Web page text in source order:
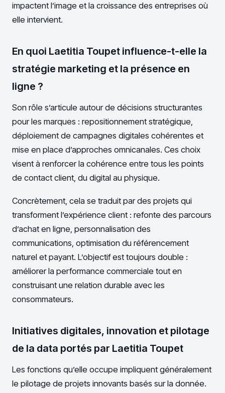
impactent l’image et la croissance des entreprises où
elle intervient.
En quoi Laetitia Toupet influence-t-elle la
stratégie marketing et la présence en
ligne ?
Son rôle s’articule autour de décisions structurantes
pour les marques : repositionnement stratégique,
déploiement de campagnes digitales cohérentes et
mise en place d’approches omnicanales. Ces choix
visent à renforcer la cohérence entre tous les points
de contact client, du digital au physique.
Concrètement, cela se traduit par des projets qui
transforment l’expérience client : refonte des parcours
d’achat en ligne, personnalisation des
communications, optimisation du référencement
naturel et payant. L’objectif est toujours double :
améliorer la performance commerciale tout en
construisant une relation durable avec les
consommateurs.
Initiatives digitales, innovation et pilotage
de la data portés par Laetitia Toupet
Les fonctions qu’elle occupe impliquent généralement
le pilotage de projets innovants basés sur la donnée.